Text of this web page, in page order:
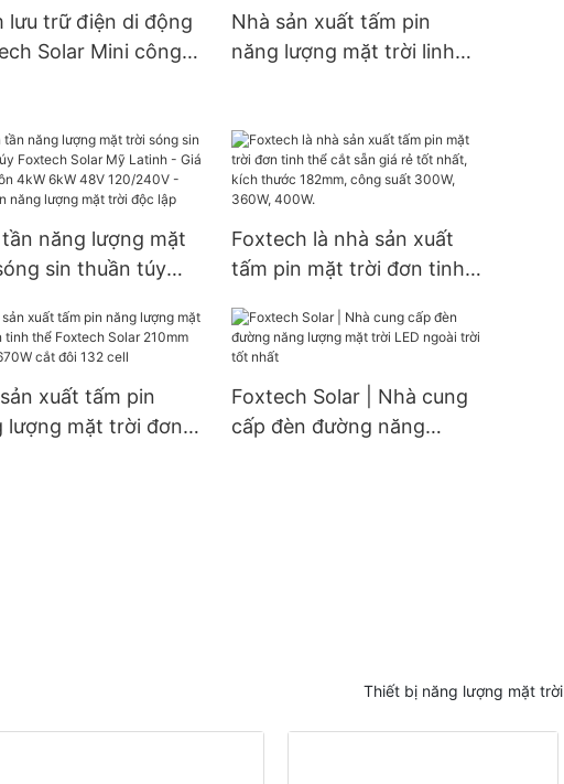
lưu trữ điện di động
Solar Mini công
Nhà sản xuất tấm pin
năng lượng mặt trời linh
Trung Quốc
tần năng lượng mặt
sin thuần túy
buôn 4kW 6kW
240V - Biến tần
lượng mặt trời độc
Foxtech là nhà sản xuất
tấm pin mặt trời đơn tinh
kích thước 182mm, công
suất 300W, 360W, 400W.
xuất tấm pin
lượng mặt trời đơn
Foxtech Solar | Nhà cung
cấp đèn đường năng
Thiết bị năng lượng mặt trời